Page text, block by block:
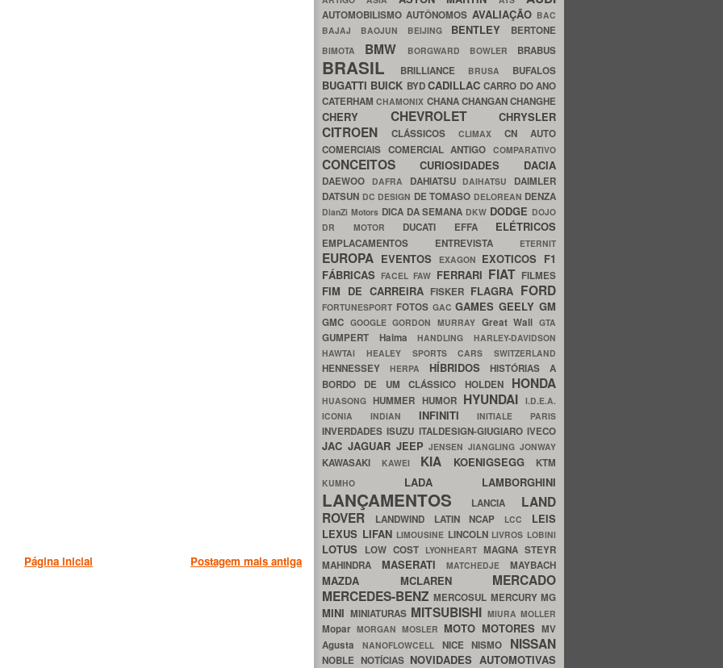
Postagem mais antiga
Página inicial
AUTOMOBILISMOAUTÔNOMOS AVALIAÇÃO BAC
BAJAJ BAOJUN BEIJING BENTLEY BERTONE
BIMOTA BMW BORGWARD BOWLER BRABUS
BRASIL BRILLIANCE BRUSA BUFALOS
BUGATTI BUICK BYDCADILLACCARRO DO ANO
CATERHAMCHAMONIX CHANACHANGANCHANGHE
CHERY CHEVROLET CHRYSLER
CITROEN CLÁSSICOS CLIMAX CN AUTO
COMERCIAIS COMERCIAL ANTIGOCOMPARATIVO
CONCEITOS CURIOSIDADES DACIA
DAEWOO DAFRA DAHIATSU DAIHATSU DAIMLER
DATSUN DC DESIGN DE TOMASO DELOREAN DENZA
DianZi Motors DICA DA SEMANA DKW DODGE DOJO
DR MOTOR DUCATI EFFA ELÉTRICOS
EMPLACAMENTOS ENTREVISTA ETERNIT
EUROPA EVENTOS EXAGON EXOTICOS F1
FÁBRICASFACELFAW FERRARI FIAT FILMES
FIM DE CARREIRA FISKER FLAGRA FORD
FORTUNESPORT FOTOS GACGAMESGEELYGM
GMC GOOGLEGORDON MURRAY Great WallGTA
GUMPERT HaimaHANDLINGHARLEY-DAVIDSON
HAWTAI HEALEY SPORTS CARS SWITZERLAND
HENNESSEY HERPA HÍBRIDOSHISTÓRIAS A
BORDO DE UM CLÁSSICO HOLDEN HONDA
HUASONGHUMMER HUMOR HYUNDAI I.D.E.A.
ICONIA INDIAN INFINITIINITIALE PARIS
INVERDADESISUZU ITALDESIGN-GIUGIAROIVECO
JAC JAGUAR JEEPJENSENJIANGLINGJONWAY
KAWASAKI KAWEI KIA KOENIGSEGG KTM
KUMHO LADA LAMBORGHINI
LANÇAMENTOS LANCIA LAND
ROVER
LANDWIND LATIN NCAP LCC LEIS
LEXUS LIFAN LIMOUSINE LINCOLN LIVROS LOBINI
LOTUS LOW COST LYONHEART MAGNA STEYR
MAHINDRA MASERATIMATCHEDJEMAYBACH
MAZDA MCLAREN MERCADO
MERCEDES-BENZMERCOSUL MERCURYMG
MINI MINIATURAS MITSUBISHI MIURA MOLLER
Mopar MORGAN MOSLER MOTO MOTORES MV
Agusta NANOFLOWCELL NICENISMO NISSAN
NOBLE NOTÍCIAS NOVIDADES AUTOMOTIVAS